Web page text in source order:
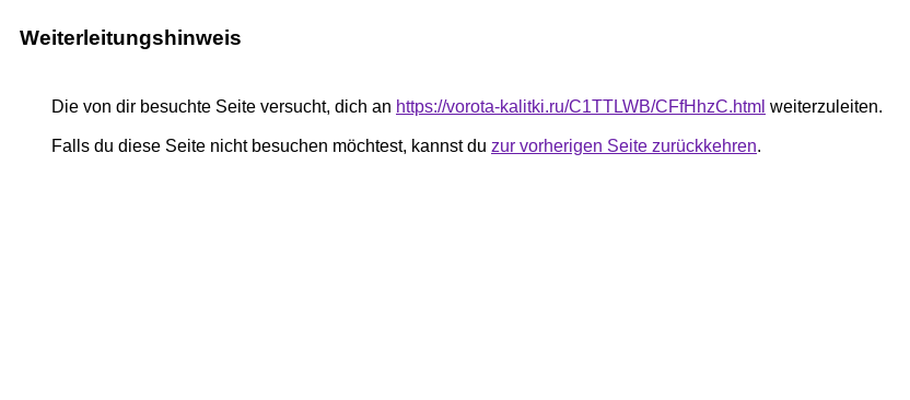
Weiterleitungshinweis
Die von dir besuchte Seite versucht, dich an https://vorota-kalitki.ru/C1TTLWB/CFfHhzC.html weiterzuleiten.
Falls du diese Seite nicht besuchen möchtest, kannst du zur vorherigen Seite zurückkehren.